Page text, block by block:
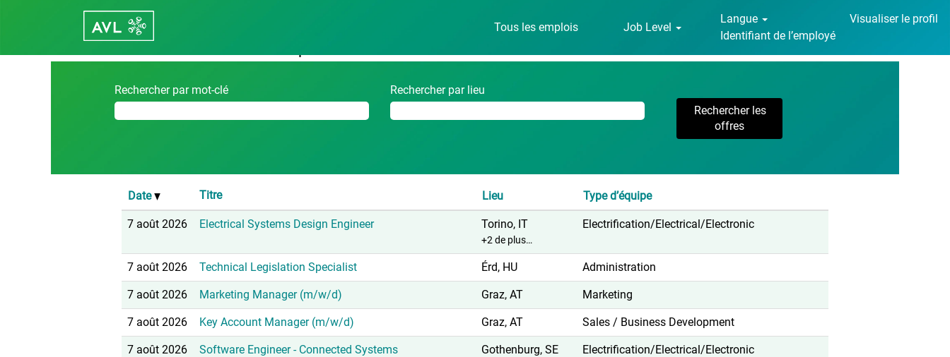
Tous les emplois Job Level
Langue
Visualiser le profil
Identifiant de l’employé
Accueil
Rechercher par mot-clé Rechercher par lieu
Date Titre Lieu Type d’équipe
7 août 2026 Electrical Systems Design Engineer Torino, IT
+2 de plus…
Electrification/Electrical/Electronic
7 août 2026 Technical Legislation Specialist Érd, HU Administration
7 août 2026 Marketing Manager (m/w/d) Graz, AT Marketing
7 août 2026 Key Account Manager (m/w/d) Graz, AT Sales / Business Development
7 août 2026 Software Engineer - Connected Systems Gothenburg, SE Electrification/Electrical/Electronic